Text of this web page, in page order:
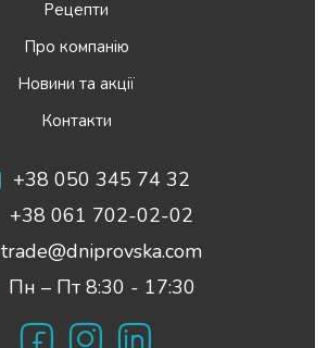
Рецепти
Про компанію
Новини та акції
Контакти
+38 050 345 74 32
+38 061 702-02-02
trade@dniprovska.com
Пн – Пт 8:30 - 17:30